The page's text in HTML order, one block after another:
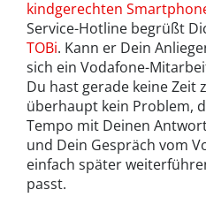
kindgerechten
Service-Hotline begrüßt
TOBi. Kann er Dein
sich ein Vodafone-
Du hast gerade keine Zeit
überhaupt kein Problem,
Tempo mit Deinen
und Dein Gespräch vom
einfach später
passt.